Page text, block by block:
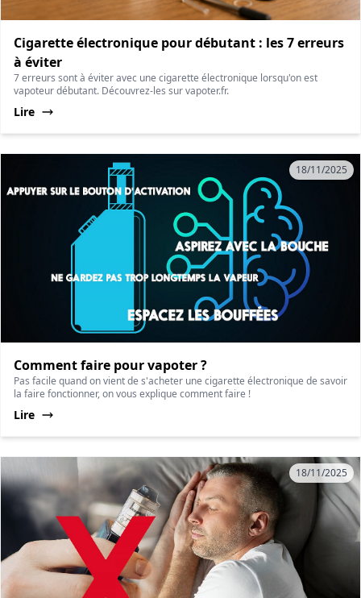
Cigarette électronique pour débutant : les 7 erreurs
à éviter
7 erreurs sont à éviter avec une cigarette électronique lorsqu'on est
vapoteur débutant. Découvrez-les sur vapoter.fr.
Lire
18/11/2025
Comment faire pour vapoter ?
Pas facile quand on vient de s'acheter une cigarette électronique de savoir
la faire fonctionner, on vous explique comment faire !
Lire
18/11/2025